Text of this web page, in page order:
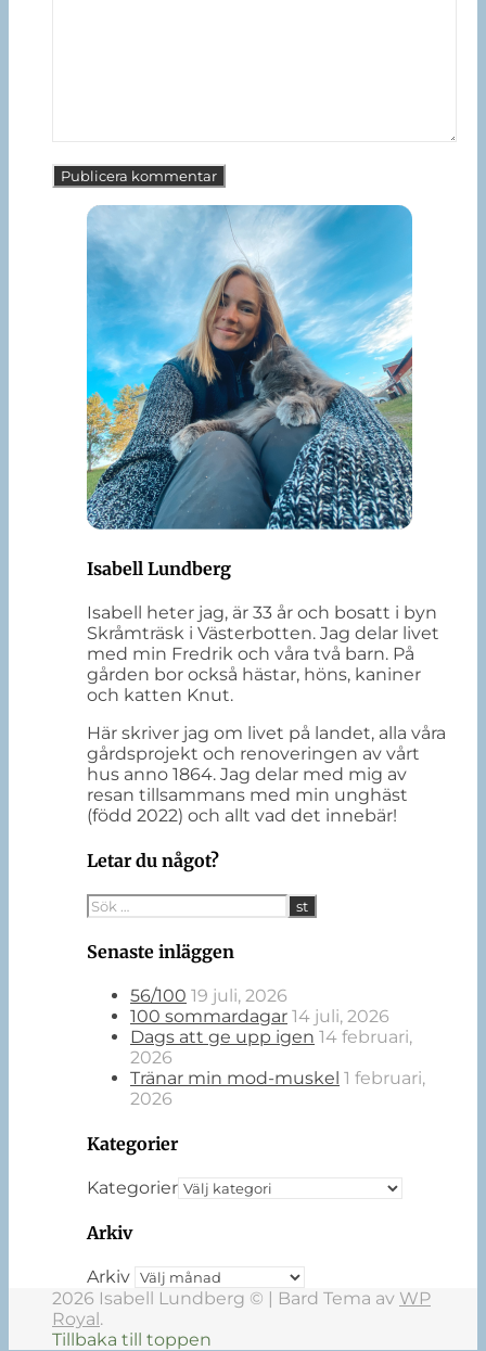
Isabell Lundberg
Isabell heter jag, är 33 år och bosatt i byn
Skråmträsk i Västerbotten. Jag delar livet
med min Fredrik och våra två barn. På
gården bor också hästar, höns, kaniner
och katten Knut.
Här skriver jag om livet på landet, alla våra
gårdsprojekt och renoveringen av vårt
hus anno 1864. Jag delar med mig av
resan tillsammans med min unghäst
(född 2022) och allt vad det innebär!
Letar du något?
Senaste inläggen
56/100 19 juli, 2026
100 sommardagar 14 juli, 2026
Dags att ge upp igen 14 februari,
2026
Tränar min mod-muskel 1 februari,
2026
Kategorier
Kategorier
Arkiv
Arkiv
2026 Isabell Lundberg © |
Bard Tema av WP
Royal .
Tillbaka till toppen